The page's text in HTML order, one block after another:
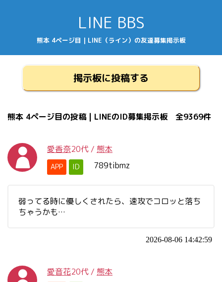
LINE BBS
熊本 4ページ目 | LINE（ライン）の友達募集掲示板
掲示板に投稿する
熊本 4ページ目の投稿 | LINEのID募集掲示板 全9369件
愛香奈20代 / 熊本
APP ID 789tibmz
弱ってる時に優しくされたら、速攻でコロッと落ち
ちゃうかも…
2026-08-06 14:42:59
愛音花20代 / 熊本